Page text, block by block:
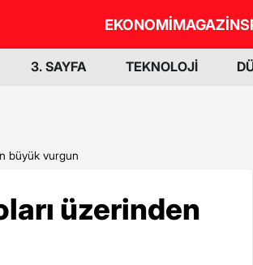
EKONOMİMAGAZİN
3. SAYFA TEKNOLOJİ
büyük vurgun
üzerinden